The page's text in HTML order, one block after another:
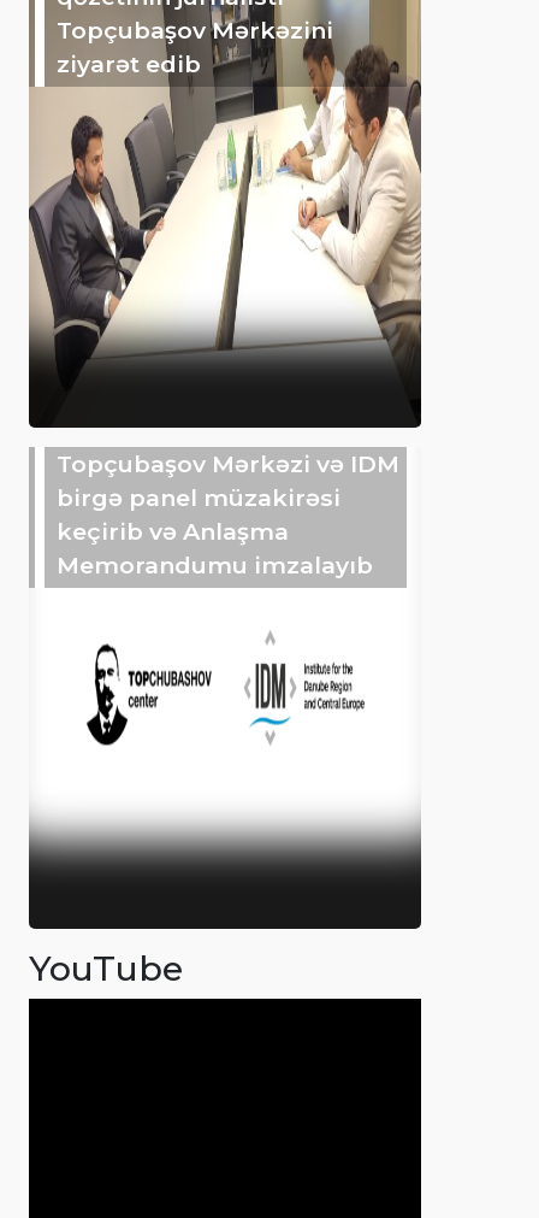
Topçubaşov Mərkəzini
ziyarət edib
Topçubaşov Mərkəzi və IDM
birgə panel müzakirəsi
keçirib və Anlaşma
Memorandumu imzalayıb
YouTube